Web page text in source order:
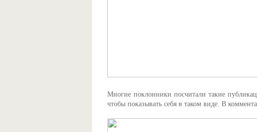
Многие поклонники посчитали такие
чтобы показывать себя в таком виде. В